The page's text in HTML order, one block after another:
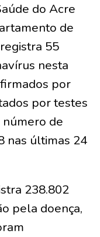
do Acre
de
55
nesta
por
por testes
número de
nas últimas 24
238.802
pela doença,